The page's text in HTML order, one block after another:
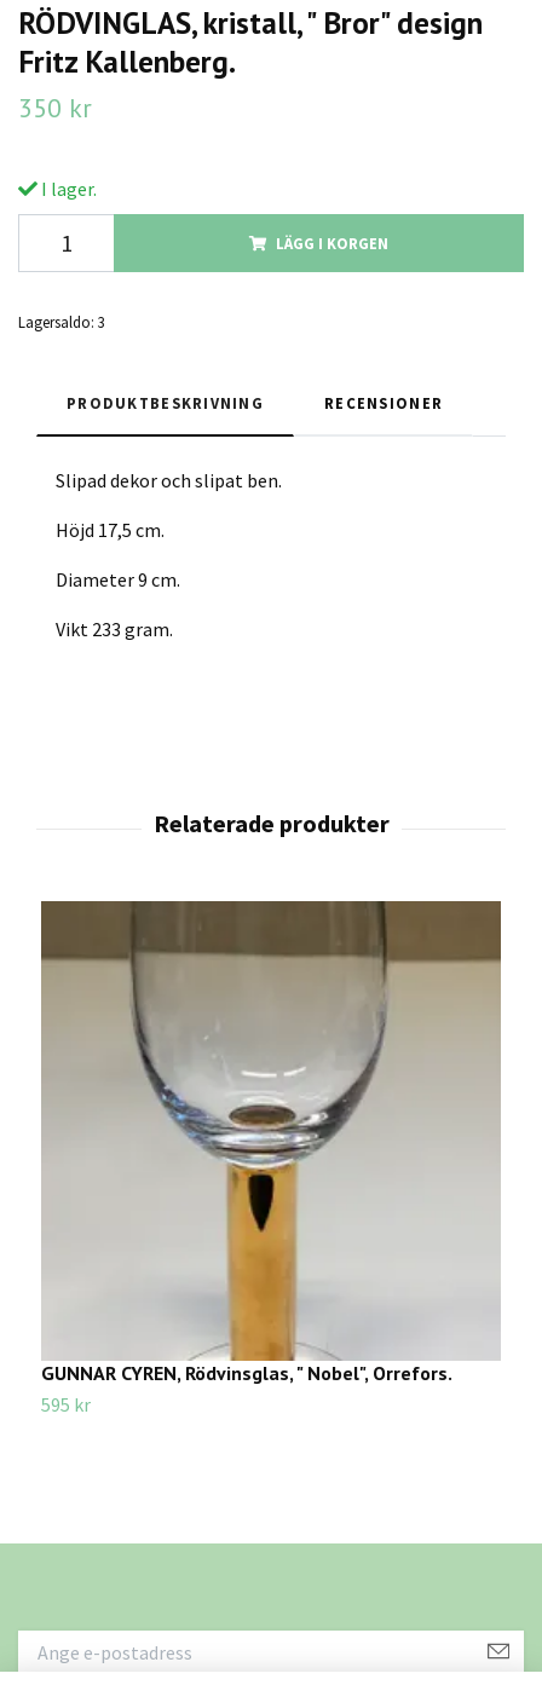
RÖDVINGLAS, kristall, " Bror" design
Fritz Kallenberg.
350 kr
I lager.
LÄGG I KORGEN
Lagersaldo: 3
PRODUKTBESKRIVNING RECENSIONER
Slipad dekor och slipat ben.
Höjd 17,5 cm.
Diameter 9 cm.
Vikt 233 gram.
GUNNAR CYREN, Rödvinsglas, " Nobel", Orrefors.
595 kr